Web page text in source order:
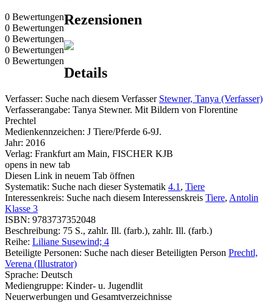
0 Bewertungen
0 Bewertungen
0 Bewertungen
0 Bewertungen
0 Bewertungen
Rezensionen
Details
Verfasser: Suche nach diesem Verfasser Stewner, Tanya (Verfasser)
Verfasserangabe: Tanya Stewner. Mit Bildern von Florentine
Prechtel
Medienkennzeichen: J Tiere/Pferde 6-9J.
Jahr: 2016
Verlag: Frankfurt am Main, FISCHER KJB
opens in new tab
Diesen Link in neuem Tab öffnen
Systematik: Suche nach dieser Systematik 4.1 , Tiere
Interessenkreis: Suche nach diesem Interessenskreis Tiere, Antolin
Klasse 3
ISBN: 9783737352048
Beschreibung: 75 S., zahlr. Ill. (farb.), zahlr. Ill. (farb.)
Reihe: Liliane Susewind; 4
Beteiligte Personen: Suche nach dieser Beteiligten Person Prechtl,
Verena (Illustrator)
Sprache: Deutsch
Mediengruppe: Kinder- u. Jugendlit
Neuerwerbungen und Gesamtverzeichnisse